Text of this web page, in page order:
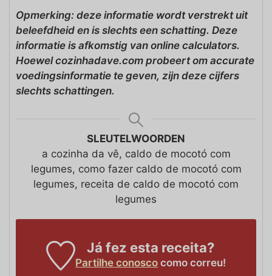
Opmerking: deze informatie wordt verstrekt uit
beleefdheid en is slechts een schatting. Deze
informatie is afkomstig van online calculators.
Hoewel cozinhadave.com probeert om accurate
voedingsinformatie te geven, zijn deze cijfers
slechts schattingen.
SLEUTELWOORDEN
a cozinha da vê, caldo de mocotó com
legumes, como fazer caldo de mocotó com
legumes, receita de caldo de mocotó com
legumes
Já fez esta receita?
Partilhe conosco como correu!